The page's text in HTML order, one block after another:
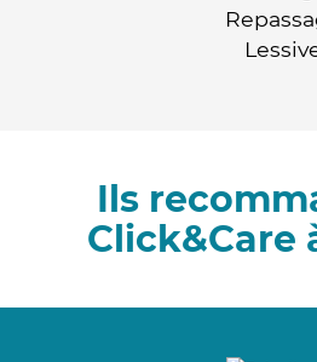
Ils
Click&Care